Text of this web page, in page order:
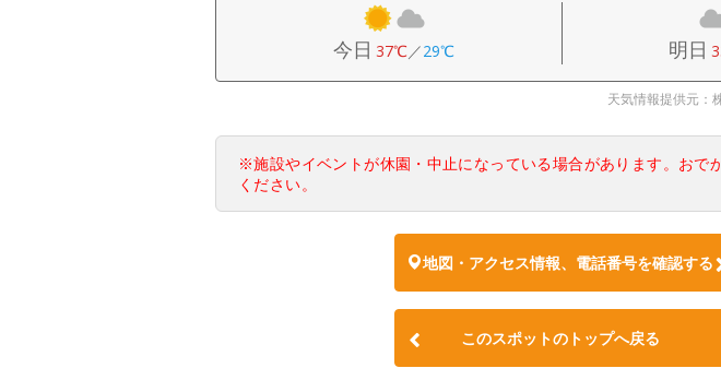
今日 37℃／29℃ 明日
天気情報提供元：
※施設やイベントが休園・中止になっている場合があります。おで
ください。
地図・アクセス情報、電話番号を確認する
このスポットのトップへ戻る